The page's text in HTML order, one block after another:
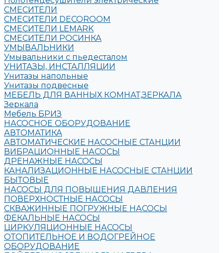
СМЕСИТЕЛИ
СМЕСИТЕЛИ DECOROOM
СМЕСИТЕЛИ LEMARK
СМЕСИТЕЛИ РОСИНКА
УМЫВАЛЬНИКИ
Умывальники с пьедесталом
УНИТАЗЫ, ИНСТАЛЛЯЦИИ
Унитазы напольные
Унитазы подвесные
МЕБЕЛЬ ДЛЯ ВАННЫХ КОМНАТ,ЗЕРКАЛА
Зеркала
Мебель БРИЗ
НАСОСНОЕ ОБОРУДОВАНИЕ
АВТОМАТИКА
АВТОМАТИЧЕСКИЕ НАСОСНЫЕ СТАНЦИИ
ВИБРАЦИОННЫЕ НАСОСЫ
ДРЕНАЖНЫЕ НАСОСЫ
КАНАЛИЗАЦИОННЫЕ НАСОСНЫЕ СТАНЦИИ
БЫТОВЫЕ
НАСОСЫ ДЛЯ ПОВЫШЕНИЯ ДАВЛЕНИЯ
ПОВЕРХНОСТНЫЕ НАСОСЫ
СКВАЖИННЫЕ ПОГРУЖНЫЕ НАСОСЫ
ФЕКАЛЬНЫЕ НАСОСЫ
ЦИРКУЛЯЦИОННЫЕ НАСОСЫ
ОТОПИТЕЛЬНОЕ И ВОДОГРЕЙНОЕ
ОБОРУДОВАНИЕ